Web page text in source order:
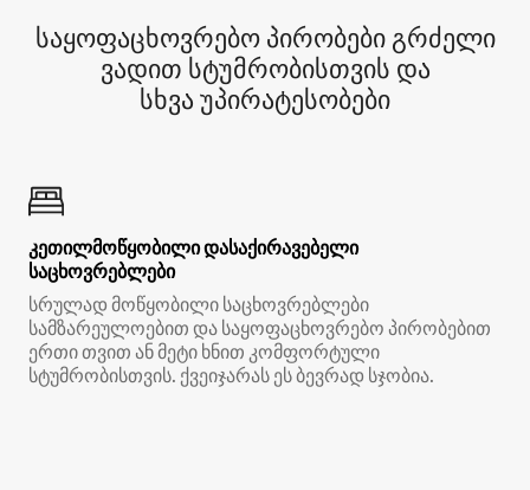
საყოფაცხოვრებო პირობები გრძელი
ვადით სტუმრობისთვის და
სხვა უპირატესობები
კეთილმოწყობილი დასაქირავებელი
საცხოვრებლები
სრულად მოწყობილი საცხოვრებლები
სამზარეულოებით და საყოფაცხოვრებო პირობებით
ერთი თვით ან მეტი ხნით კომფორტული
სტუმრობისთვის. ქვეიჯარას ეს ბევრად სჯობია.